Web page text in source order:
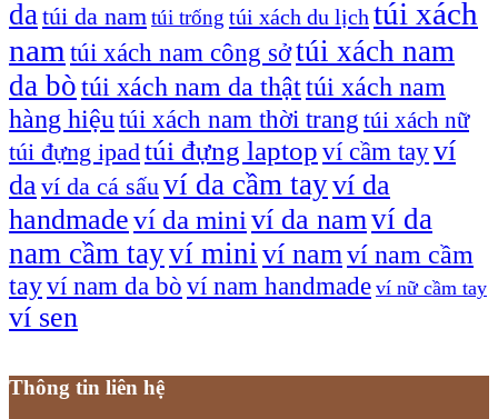
datúi da namtúi trống túi xách du lịch túi xách
nam túi xách nam công sởtúi xách nam
da bòtúi xách nam da thậttúi xách nam
hàng hiệu túi xách nam thời trang túi xách nữ
túi đựng ipadtúi đựng laptop ví cầm tayví
daví da cá sấuví da cầm tayví da
handmadeví da mini ví da namví da
nam cầm tayví miniví namví nam cầm
tayví nam da bò ví nam handmade ví nữ cầm tay
ví sen
Thông tin liên hệ